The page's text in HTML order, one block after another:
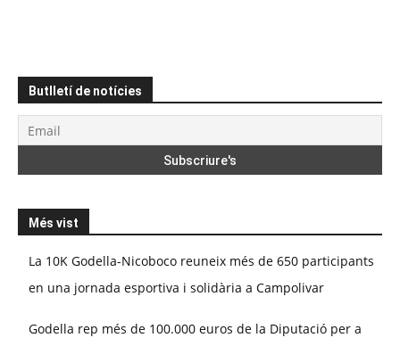
Butlletí de notícies
Més vist
La 10K Godella-Nicoboco reuneix més de 650 participants
en una jornada esportiva i solidària a Campolivar
Godella rep més de 100.000 euros de la Diputació per a